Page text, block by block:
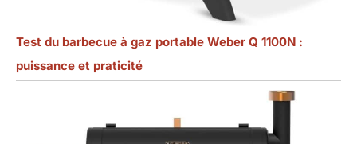
Test du barbecue à gaz portable Weber Q 1100N :
puissance et praticité